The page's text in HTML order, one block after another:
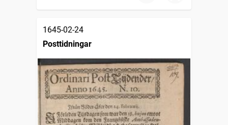
1645-02-24
Posttidningar